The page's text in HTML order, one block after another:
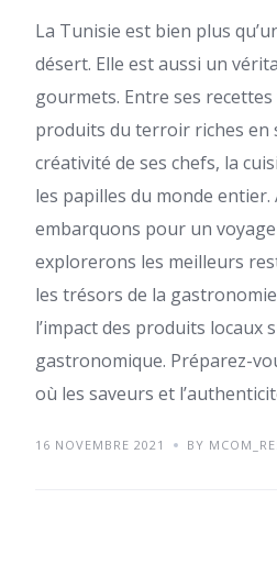
La Tunisie est bien plus
désert. Elle est aussi un
gourmets. Entre ses
produits du terroir riches en
créativité de ses chefs, la
les papilles du monde
embarquons pour un
explorerons les meilleurs
les trésors de la
l’impact des produits locaux
gastronomique. Préparez-
où les saveurs et
16 NOVEMBRE 2021 BY